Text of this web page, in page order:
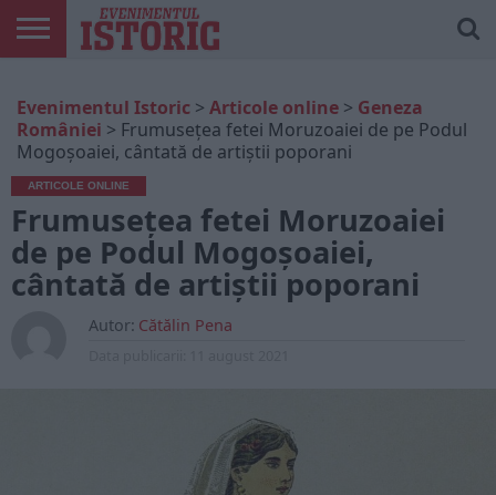
ONLINE
EDIȚII
TIPĂRITE
ISTORIC
PLAY
CONTUL
MEU
Evenimentul Istoric > Articole online > Geneza
României > Frumusețea fetei Moruzoaiei de pe Podul
Mogoșoaiei, cântată de artiștii poporani
ARTICOLE ONLINE
Frumusețea fetei Moruzoaiei
de pe Podul Mogoșoaiei,
cântată de artiștii poporani
Autor: Cătălin Pena